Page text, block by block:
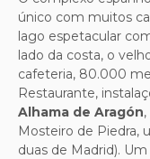
único com muitos
lago espetacular
lado da costa, o
cafeteria, 80.000
Restaurante,
Alhama de Aragón
Mosteiro de Piedra,
duas de Madrid).